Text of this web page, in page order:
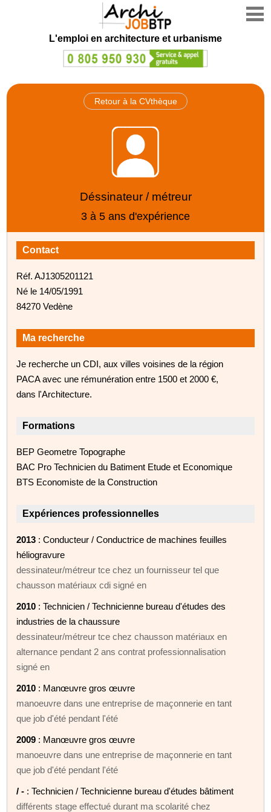
L'emploi en architecture et urbanisme
Retour à la CVthèque
Déssinateur / métreur
3 à 5 ans d'expérience
Contact
Réf. AJ1305201121
Né le 14/05/1991
84270 Vedène
Ma recherche
Je recherche un CDI, aux villes voisines de la région
PACA avec une rémunération entre 1500 et 2000 €,
dans l'Architecture.
Formations
BEP Geometre Topographe
BAC Pro Technicien du Batiment Etude et Economique
BTS Economiste de la Construction
Expériences professionnelles
2013 : Conducteur / Conductrice de machines feuilles
héliogravure
dessinateur/métreur tce chez un fournisseur tel que
chausson matériaux cdi signé en
2010 : Technicien / Technicienne bureau d'études des
industries de la chaussure
dessinateur/métreur tce chez chausson matériaux en
alternance pendant 2 ans contrat professionnalisation
signé en
2010 : Manœuvre gros œuvre
manoeuvre dans une entreprise de maçonnerie en tant
que job d'été pendant l'été
2009 : Manœuvre gros œuvre
manoeuvre dans une entreprise de maçonnerie en tant
que job d'été pendant l'été
/ - : Technicien / Technicienne bureau d'études bâtiment
différents stage effectué durant ma scolarité chez